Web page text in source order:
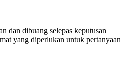
dan dibuang selepas keputusan
yang diperlukan untuk pertanyaan